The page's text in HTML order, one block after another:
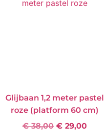
Glijbaan 1,2 meter pastel
roze (platform 60 cm)
€38,00 € 29,00